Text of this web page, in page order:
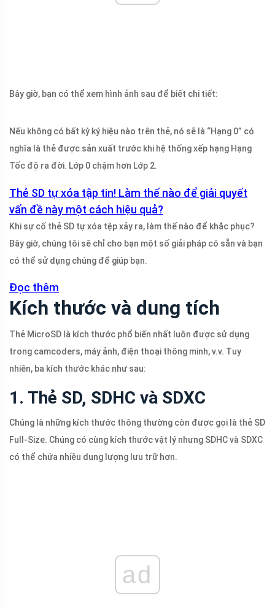
Bây giờ, bạn có thể xem hình ảnh sau để biết chi tiết:
Nếu không có bất kỳ ký hiệu nào trên thẻ, nó sẽ là “Hạng 0” có
nghĩa là thẻ được sản xuất trước khi hệ thống xếp hạng Hạng
Tốc độ ra đời. Lớp 0 chậm hơn Lớp 2.
Thẻ SD tự xóa tập tin! Làm thế nào để giải quyết
vấn đề này một cách hiệu quả?
Khi sự cố thẻ SD tự xóa tệp xảy ra, làm thế nào để khắc phục?
Bây giờ, chúng tôi sẽ chỉ cho bạn một số giải pháp có sẵn và bạn
có thể sử dụng chúng để giúp bạn.
Đọc thêm
Kích thước và dung tích
Thẻ MicroSD là kích thước phổ biến nhất luôn được sử dụng
trong camcoders, máy ảnh, điện thoại thông minh, v.v. Tuy
nhiên, ba kích thước khác như sau:
1. Thẻ SD, SDHC và SDXC
Chúng là những kích thước thông thường còn được gọi là thẻ SD
Full-Size. Chúng có cùng kích thước vật lý nhưng SDHC và SDXC
có thể chứa nhiều dung lượng lưu trữ hơn.
ad